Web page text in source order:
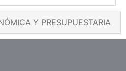
Y PRESUPUESTARIA